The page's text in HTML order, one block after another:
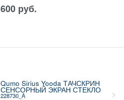
600 руб.
Qumo Sirius Yooda ТАЧСКРИН
СЕНСОРНЫЙ ЭКРАН СТЕКЛО
228730_A